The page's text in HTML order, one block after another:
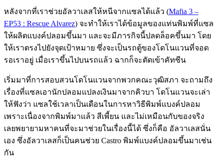
หลังจากที่เราช่วยอัลวาเลสให้หนีจากแซลได้แล้ว (Mafia 3 –
EP53 : Rescue Alvarez) จะทำให้เราได้ข้อมูลของแท่นพิมพ์ที่แซล
ให้ผลิตแบงค์ปลอมขึ้นมา และจะมีภารกิจนี้ปลดล็อคขึ้นมา โดย
ให้เราตรงไปยังจุดเป้าหมาย ซึ่งจะเป็นรถตู้ของโดโนแวนที่จอด
รอเราอยู่ เมื่อเราขึ้นไปบนรถแล้ว ฉากก็จะตัดเข้าคัทซีน
เริ่มมาที่การสอบสวนโดโนแวนจากพวกคณะวุฒิสภา จะถามถึง
เรื่องที่แซลเอานักปลอมแปลงเงินมาจากคิวบา โดโนแวนจะเล่า
ให้ฟังว่า แซลใช้เวลาเป็นเดือนในการหาวิธีพิมพ์แบงค์ปลอม
เพราะเนื่องจากพิมพ์มาแล้ว สีเพี้ยน และไม่เหมือนกับของจริง
เลยพยายามหาคนที่จะมาช่วยในเรื่องนี้ได้ ซึ่งก็คือ อัลวาเลสนั่น
เอง ซึ่งอัลวาเลสก็เป็นคนช่วย Castro พิมพ์แบงค์ปลอมขึ้นมาเช่น
กัน